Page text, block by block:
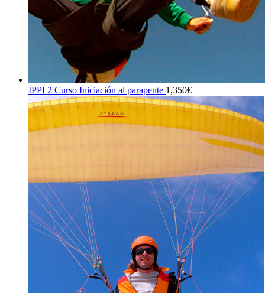
IPPI 2 Curso Iniciación al parapente 1,350€